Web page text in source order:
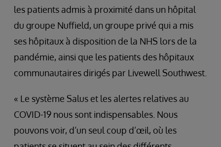
les patients admis à proximité dans un hôpital
du groupe Nuffield, un groupe privé qui a mis
ses hôpitaux à disposition de la NHS lors de la
pandémie, ainsi que les patients des hôpitaux
communautaires dirigés par Livewell Southwest.
« Le système Salus et les alertes relatives au
COVID-19 nous sont indispensables. Nous
pouvons voir, d’un seul coup d’œil, où les